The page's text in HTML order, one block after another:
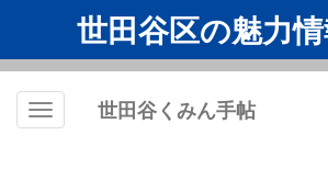
世田谷区の魅力
Toggle
世田谷くみん手帖